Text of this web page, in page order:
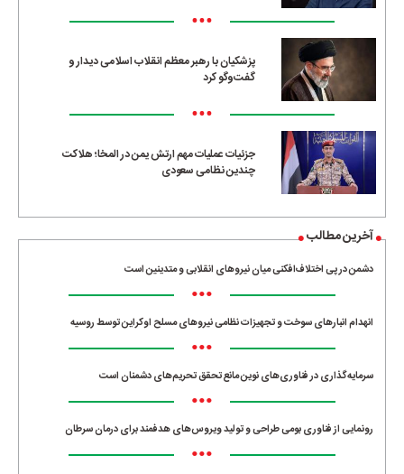
•••
پزشکیان با رهبر معظم انقلاب اسلامی دیدار و
گفت‌وگو کرد
•••
جزئیات عملیات مهم ارتش یمن در المخا؛ هلاکت
چندین نظامی سعودی
آخرین مطالب
دشمن در پی اختلاف‌افکنی میان نیروهای انقلابی و متدینین است
•••
انهدام انبارهای سوخت و تجهیزات نظامی نیروهای مسلح اوکراین توسط روسیه
•••
سرمایه‌گذاری در فناوری‌های نوین مانع تحقق تحریم‌های دشمنان است
•••
رونمایی از فناوری بومی طراحی و تولید ویروس‌های هدفمند برای درمان سرطان
•••